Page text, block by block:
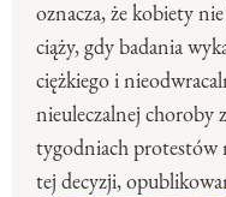
oznacza, że kobiety
ciąży, gdy badania
ciężkiego i
nieuleczalnej choroby
tygodniach protestów
tej decyzji,